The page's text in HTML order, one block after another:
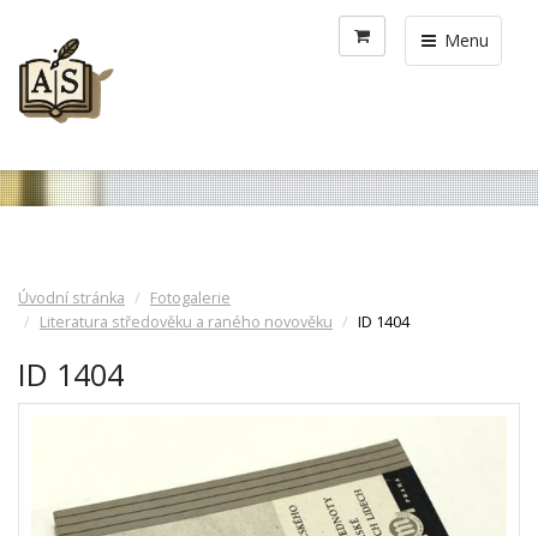
Menu
Úvodní stránka
Fotogalerie
Literatura středověku a raného novověku
ID 1404
ID 1404